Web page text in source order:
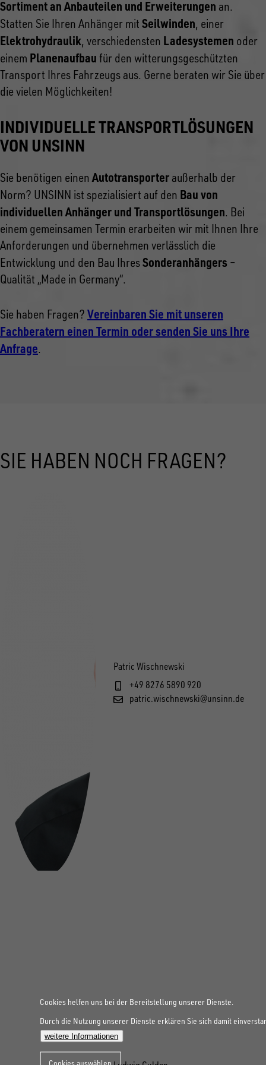
Sortiment an Anbauteilen und Erweiterungen an.
Statten Sie Ihren Anhänger mit Seilwinden, einer
Elektrohydraulik, verschiedensten Ladesystemen oder
einem Planenaufbau für den witterungsgeschützten
Transport Ihres Fahrzeugs aus. Gerne beraten wir Sie über
die vielen Möglichkeiten!
INDIVIDUELLE TRANSPORTLÖSUNGEN
VON UNSINN
Sie benötigen einenAutotransporter außerhalb der
Norm? UNSINN ist spezialisiert auf den Bau von
individuellen Anhänger und Transportlösungen. Bei
einem gemeinsamen Termin erarbeiten wir mit Ihnen Ihre
Anforderungen und übernehmen verlässlich die
Entwicklung und den Bau IhresSonderanhängers –
Qualität „Made in Germany“.
Sie haben Fragen? Vereinbaren Sie mit unseren
Fachberatern einen Termin oder senden Sie uns Ihre
Anfrage.
SIE HABEN NOCH FRAGEN?
Patric Wischnewski
+49 8276 5890 920
patric.wischnewski@unsinn.de
Cookies helfen uns bei der Bereitstellung unserer Dienste.
Durch die Nutzung unserer Dienste erklären Sie sich damit
weitere Informationen
Cookies auswählen